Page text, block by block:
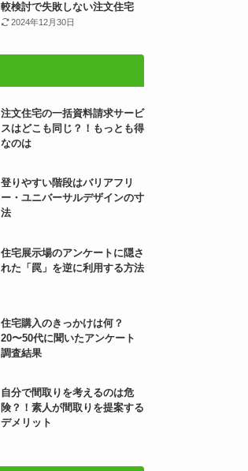
較検討で失敗しない注文住宅
2024年12月30日
注文住宅の一括資料請求サービ
スはどこも同じ？！もっとも得
なのは
登りやすい階段はバリアフリ
ー・ユニバーサルデザインの寸
法
住宅展示場のアンケートに隠さ
れた「罠」を逆に利用する方法
住宅購入のきっかけは何？
20〜50代に聞いたアンケート
調査結果
自分で間取りを考えるのは危
険？！素人が間取りを提案する
デメリット